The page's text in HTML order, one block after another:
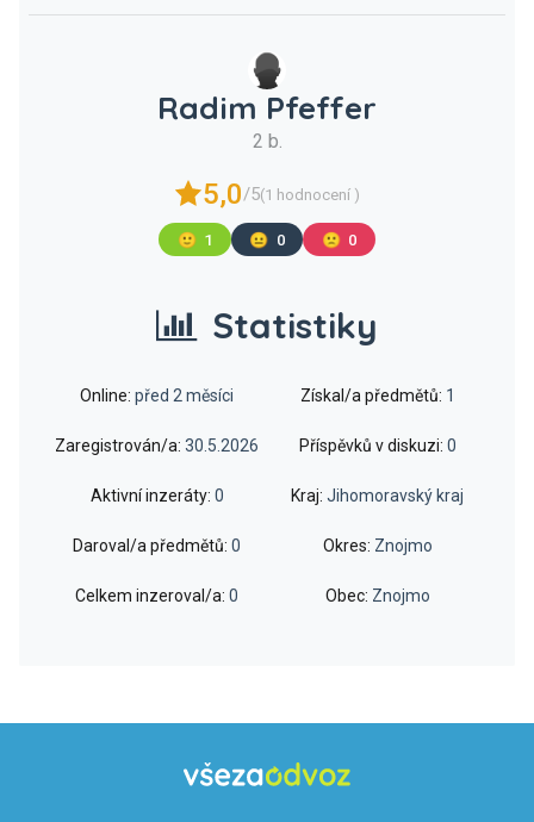
Radim Pfeffer
2 b.
5,0/5(1 hodnocení )
🙂 1 😐 0 🙁 0
Statistiky
Online: před 2 měsíci
Zaregistrován/a: 30.5.2026
Aktivní inzeráty: 0
Daroval/a předmětů: 0
Celkem inzeroval/a: 0
Získal/a předmětů: 1
Příspěvků v diskuzi: 0
Kraj: Jihomoravský kraj
Okres: Znojmo
Obec: Znojmo